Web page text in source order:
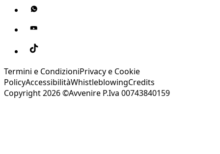
Termini e CondizioniPrivacy e Cookie
PolicyAccessibilitàWhistleblowingCredits
Copyright 2026 ©Avvenire P.Iva 00743840159